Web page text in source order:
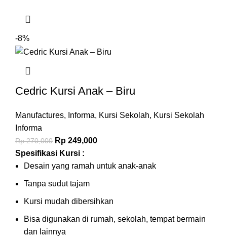
-8%
Cedric Kursi Anak – Biru
Manufactures, Informa, Kursi Sekolah, Kursi Sekolah
Informa
Rp270,000 Rp 249,000
Spesifikasi Kursi :
Desain yang ramah untuk anak-anak
Tanpa sudut tajam
Kursi mudah dibersihkan
Bisa digunakan di rumah, sekolah, tempat bermain
dan lainnya